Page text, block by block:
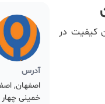
کیفیت در
آدرس
اصفهان,
خمینی چهار